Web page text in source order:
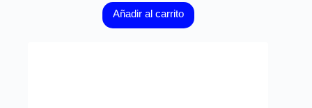
Añadir al carrito